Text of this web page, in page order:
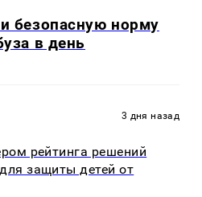
безопасную норму
в день
3 дня назад
рейтинга решений
защиты детей от